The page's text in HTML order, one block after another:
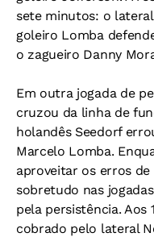
sete minutos: o
goleiro Lomba
o zagueiro Danny
Em outra jogada de
cruzou da linha de
holandês Seedorf
Marcelo Lomba.
aproveitar os erros
sobretudo nas
pela persistência. Aos
cobrado pelo lateral